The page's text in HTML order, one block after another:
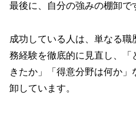
最後に、自分の強みの棚卸で
成功している人は、単なる
務経験を徹底的に見直し、「
きたか」「得意分野は何か
卸しています。